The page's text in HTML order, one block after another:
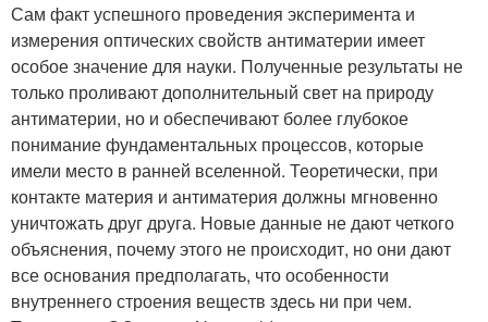
Сам факт успешного проведения эксперимента и
измерения оптических свойств антиматерии имеет
особое значение для науки. Полученные результаты не
только проливают дополнительный свет на природу
антиматерии, но и обеспечивают более глубокое
понимание фундаментальных процессов, которые
имели место в ранней вселенной. Теоретически, при
контакте материя и антиматерия должны мгновенно
уничтожать друг друга. Новые данные не дают четкого
объяснения, почему этого не происходит, но они дают
все основания предполагать, что особенности
внутреннего строения веществ здесь ни при чем.